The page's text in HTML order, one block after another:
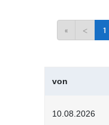
« < 1
von
10.08.2026